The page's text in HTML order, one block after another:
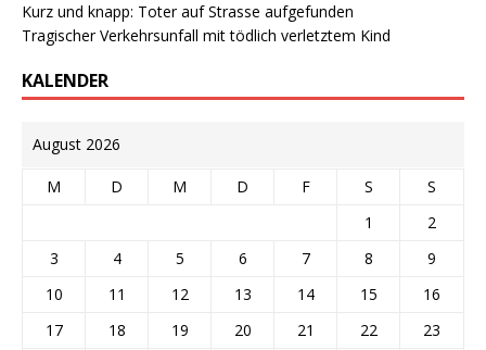
Kurz und knapp: Toter auf Strasse aufgefunden
Tragischer Verkehrsunfall mit tödlich verletztem Kind
KALENDER
August 2026
M D M D F S
S
1
2
3
4 5 6 7 8
9
10
11 12 13 14 15
16
17
18 19 20 21 22
23